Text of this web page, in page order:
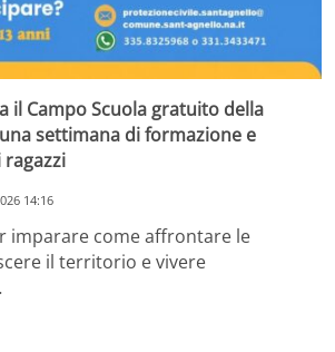
il Campo Scuola gratuito della
settimana di formazione e
14:16
imparare come affrontare le
il territorio e vivere